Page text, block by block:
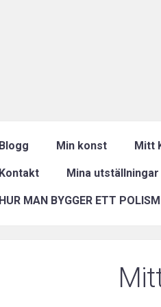
Blogg Min konst Mitt
Kontakt Mina
HUR MAN BYGGER ETT